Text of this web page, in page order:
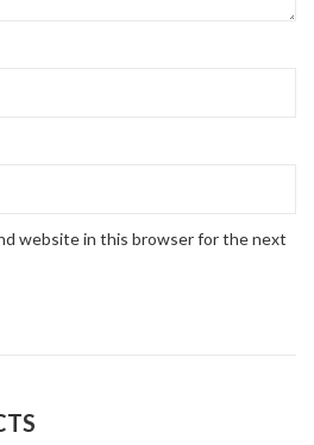
website in this browser for the next